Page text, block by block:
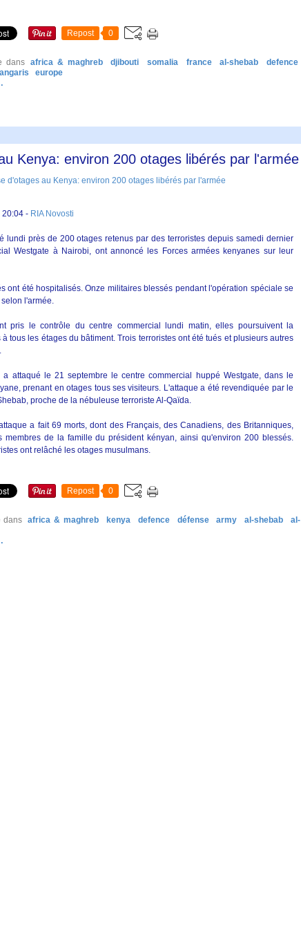
Repost 0
dans africa & maghreb djibouti somalia france al-shebab
defence
europe
Kenya: environ 200 otages libérés par l'armée
20:04 - RIA Novosti
lundi près de 200 otages retenus par des terroristes depuis samedi dernier
Westgate à Nairobi, ont annoncé les Forces armées kenyanes sur leur
ont été hospitalisés. Onze militaires blessés pendant l'opération spéciale se
l'armée.
pris le contrôle du centre commercial lundi matin, elles poursuivent la
tous les étages du bâtiment. Trois terroristes ont été tués et plusieurs autres
a attaqué le 21 septembre le centre commercial huppé Westgate, dans le
prenant en otages tous ses visiteurs. L'attaque a été revendiquée par le
proche de la nébuleuse terroriste Al-Qaïda.
a fait 69 morts, dont des Français, des Canadiens, des Britanniques,
membres de la famille du président kényan, ainsi qu'environ 200 blessés.
ont relâché les otages musulmans.
Repost 0
dans africa & maghreb kenya defence défense army al-shebab
al-